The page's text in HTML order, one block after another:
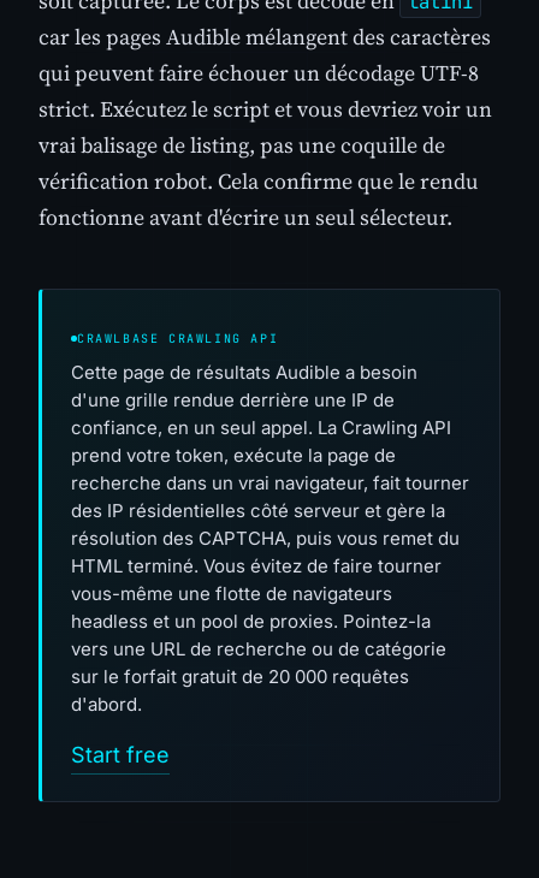
car les pages Audible mélangent des caractères
qui peuvent faire échouer un décodage UTF-8
strict. Exécutez le script et vous devriez voir un
vrai balisage de listing, pas une coquille de
vérification robot. Cela confirme que le rendu
fonctionne avant d'écrire un seul sélecteur.
CRAWLBASE CRAWLING API
Cette page de résultats Audible a besoin
d'une grille rendue derrière une IP de
confiance, en un seul appel. La Crawling API
prend votre token, exécute la page de
recherche dans un vrai navigateur, fait tourner
des IP résidentielles côté serveur et gère la
résolution des CAPTCHA, puis vous remet du
HTML terminé. Vous évitez de faire tourner
vous-même une flotte de navigateurs
headless et un pool de proxies. Pointez-la
vers une URL de recherche ou de catégorie
sur le forfait gratuit de 20 000 requêtes
d'abord.
Start free